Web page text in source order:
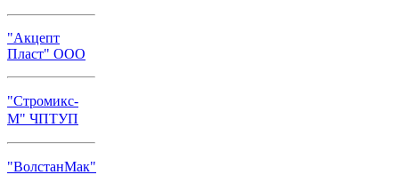
"Акцепт
Пласт" ООО
"Стромикс-
М" ЧПТУП
"ВолстанМак"